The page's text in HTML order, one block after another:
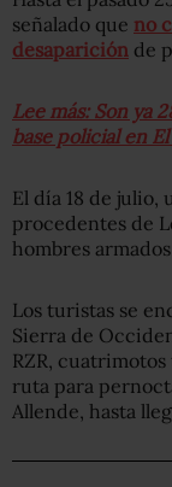
señalado que no
desaparición de
Lee más: Son ya
base policial en
El día 18 de julio,
procedentes de
hombres
Los turistas se
Sierra de
RZR,
ruta para
Allende, hasta